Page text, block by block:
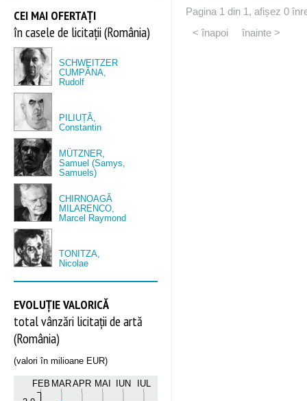
CEI MAI OFERTAȚI
în casele de licitații (România)
SCHWEITZER
CUMPĂNA,
Rudolf
PILIUȚĂ,
Constantin
MÜTZNER,
Samuel (Samys,
Samuels)
CHIRNOAGĂ
MILARENCO,
Marcel Raymond
TONITZA,
Nicolae
EVOLUȚIE VALORICĂ
total vânzări licitații de artă
(România)
(valori în milioane EUR)
FEB MARAPR MAI IUN IUL
Pagina 1 din 1, afișez 0
< înapoi
înainte >